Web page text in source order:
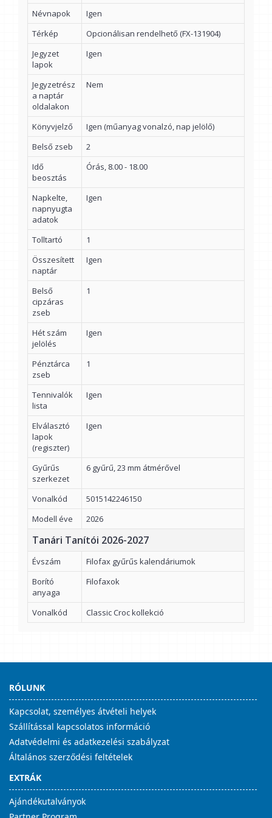
Névnapok
Igen
Térkép
Opcionálisan rendelhető (FX-131904)
Jegyzet
lapok
Igen
Jegyzetrész
a naptár
oldalakon
Nem
Könyvjelző
Igen (műanyag vonalzó, nap jelölő)
Belső zseb
2
Idő
beosztás
Órás, 8.00 - 18.00
Napkelte,
napnyugta
adatok
Igen
Tolltartó
1
Összesített
naptár
Igen
Belső
cipzáras
zseb
1
Hét szám
jelölés
Igen
Pénztárca
zseb
1
Tennivalók
lista
Igen
Elválasztó
lapok
(regiszter)
Igen
Gyűrűs
szerkezet
6 gyűrű, 23 mm átmérővel
Vonalkód
5015142246150
Modell éve
2026
Tanári Tanítói 2026-2027
Évszám
Filofax gyűrűs kalendáriumok
Borító
anyaga
Filofaxok
Vonalkód Classic Croc kollekció
RÓLUNK
Kapcsolat, személyes átvételi helyek
Szállítással kapcsolatos információ
Adatvédelmi és adatkezelési szabályzat
Általános szerződési feltételek
EXTRÁK
Ajándékutalványok